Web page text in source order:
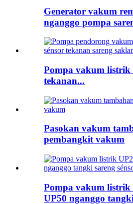
Generator vakum
nganggo pompa
Pompa vakum listrik
tekanan...
Pasokan vakum
pembangkit vakum
Pompa vakum listrik
UP50 nganggo